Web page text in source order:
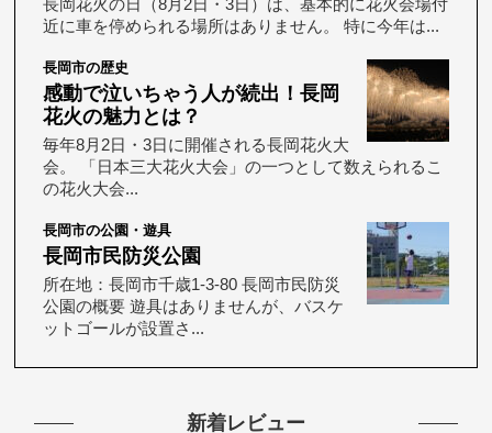
長岡花火の日（8月2日・3日）は、基本的に花火会場付
近に車を停められる場所はありません。 特に今年は...
長岡市の歴史
感動で泣いちゃう人が続出！長岡
花火の魅力とは？
毎年8月2日・3日に開催される長岡花火大
会。 「日本三大花火大会」の一つとして数えられるこ
の花火大会...
長岡市の公園・遊具
長岡市民防災公園
所在地：長岡市千歳1-3-80 長岡市民防災
公園の概要 遊具はありませんが、バスケ
ットゴールが設置さ...
新着レビュー